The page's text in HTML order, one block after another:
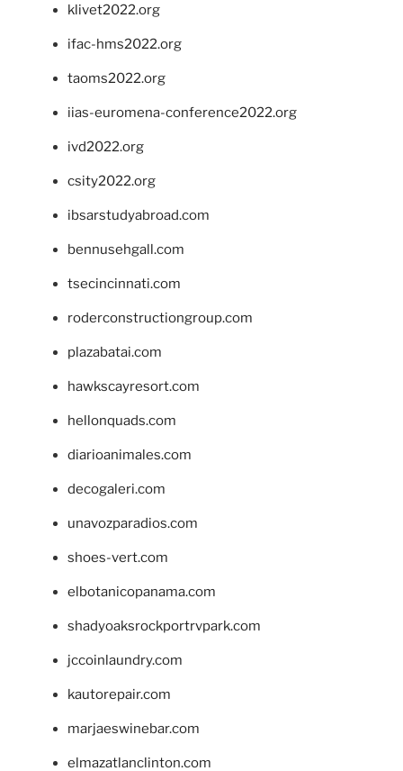
klivet2022.org
ifac-hms2022.org
taoms2022.org
iias-euromena-conference2022.org
ivd2022.org
csity2022.org
ibsarstudyabroad.com
bennusehgall.com
tsecincinnati.com
roderconstructiongroup.com
plazabatai.com
hawkscayresort.com
hellonquads.com
diarioanimales.com
decogaleri.com
unavozparadios.com
shoes-vert.com
elbotanicopanama.com
shadyoaksrockportrvpark.com
jccoinlaundry.com
kautorepair.com
marjaeswinebar.com
elmazatlanclinton.com